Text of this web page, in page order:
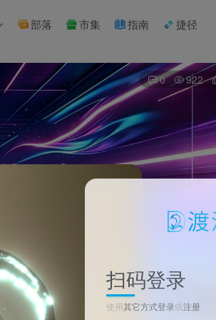
部落 市集 指南 捷径
0 922
扫码登录
使用其它方式登录或注册